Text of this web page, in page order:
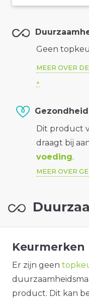
Geen
MEER OVER
Gezondheid
Dit product
draagt bij
voeding.
MEER OVER
Keurmerken
Er zijn geen
product. Dit kan